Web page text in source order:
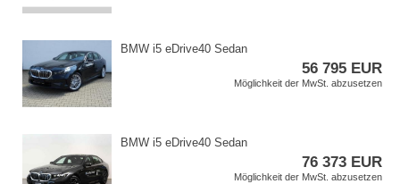
BMW i5 eDrive40 Sedan
56 795 EUR
Möglichkeit der MwSt. abzusetzen
BMW i5 eDrive40 Sedan
76 373 EUR
Möglichkeit der MwSt. abzusetzen